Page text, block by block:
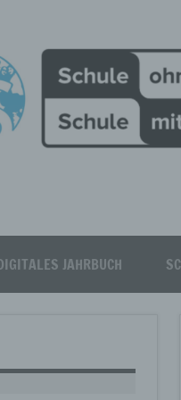
plus
JAHRBUCH